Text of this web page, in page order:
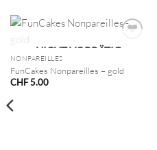
NICHT VORRÄTIG
NONPAREILLES
FunCakes Nonpareilles – gold
CHF5.00